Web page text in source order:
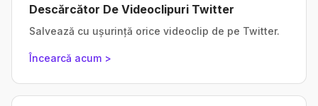
Descărcător De Videoclipuri Twitter
Salvează cu ușurință orice videoclip de pe Twitter.
Încearcă acum >